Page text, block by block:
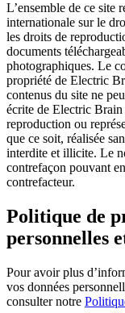
L’ensemble de ce site
internationale sur le
les droits de
documents
photographiques. Le
propriété de Electric
contenus du site ne
écrite de Electric
reproduction ou
que ce soit, réalisée
interdite et illicite. Le
contrefaçon pouvant
contrefacteur.
Politique de
personnelles
Pour avoir plus
vos données
consulter notre